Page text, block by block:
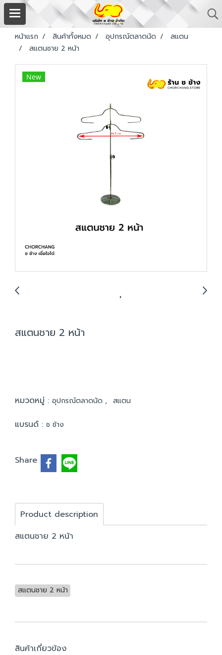
หน้าแรก สินค้าทั้งหมด อุปกรณ์ตลาดนัด
สแตน
สแตนชาย 2 หน้า
New
สแตนชาย 2 หน้า
หมวดหมู่ : อุปกรณ์ตลาดนัด , สแตน
แบรนด์ : ช ช้าง
Share
Product description
สแตนชาย 2 หน้า
สแตนชาย 2 หน้า
สินค้าเกี่ยวข้อง